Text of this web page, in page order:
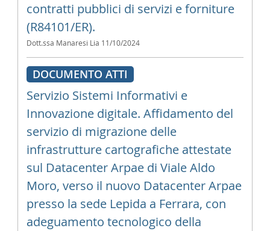
contratti pubblici di servizi e forniture
(R84101/ER).
Dott.ssa Manaresi Lia 11/10/2024
DOCUMENTO ATTI
Servizio Sistemi Informativi e
Innovazione digitale. Affidamento del
servizio di migrazione delle
infrastrutture cartografiche attestate
sul Datacenter Arpae di Viale Aldo
Moro, verso il nuovo Datacenter Arpae
presso la sede Lepida a Ferrara, con
adeguamento tecnologico della